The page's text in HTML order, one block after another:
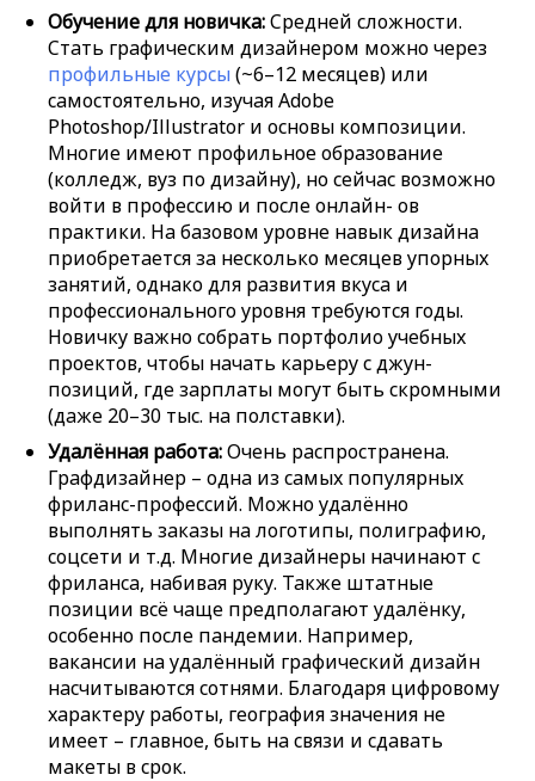
Обучение для новичка:Средней сложности.
Стать графическим дизайнером можно через
профильные курсы(~6–12 месяцев) или
самостоятельно, изучая Adobe
Photoshop/Illustrator и основы композиции.
Многие имеют профильное образование
(колледж, вуз по дизайну), но сейчас возможно
войти в профессию и после онлайн- ов
практики. На базовом уровне навык дизайна
приобретается за несколько месяцев упорных
занятий, однако для развития вкуса и
профессионального уровня требуются годы.
Новичку важно собрать портфолио учебных
проектов, чтобы начать карьеру с джун-
позиций, где зарплаты могут быть скромными
(даже 20–30 тыс. на полставки).
Удалённая работа:Очень распространена.
Графдизайнер – одна из самых популярных
фриланс-профессий. Можно удалённо
выполнять заказы на логотипы, полиграфию,
соцсети и т.д. Многие дизайнеры начинают с
фриланса, набивая руку. Также штатные
позиции всё чаще предполагают удалёнку,
особенно после пандемии. Например,
вакансии на удалённый графический дизайн
насчитываются сотнями. Благодаря цифровому
характеру работы, география значения не
имеет – главное, быть на связи и сдавать
макеты в срок.